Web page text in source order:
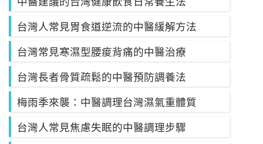
台灣人常見胃食道逆流的中醫緩解方法
台灣常見寒濕型腰痠背痛的中醫治療
台灣長者骨質疏鬆的中醫預防調養法
梅雨季來襲：中醫調理台灣濕氣重體質
台灣人常見焦慮失眠的中醫調理步驟